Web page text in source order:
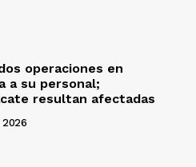
operaciones en
a su personal;
resultan afectadas
2026